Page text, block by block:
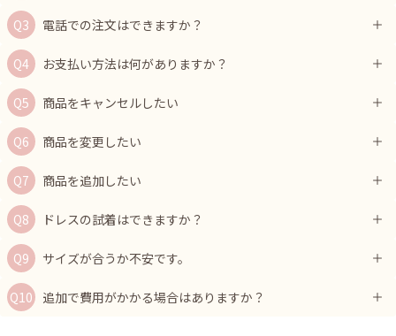
電話での注文はできますか？
お支払い方法は何がありますか？
商品をキャンセルしたい
商品を変更したい
商品を追加したい
ドレスの試着はできますか？
サイズが合うか不安です。
追加で費用がかかる場合はありますか？